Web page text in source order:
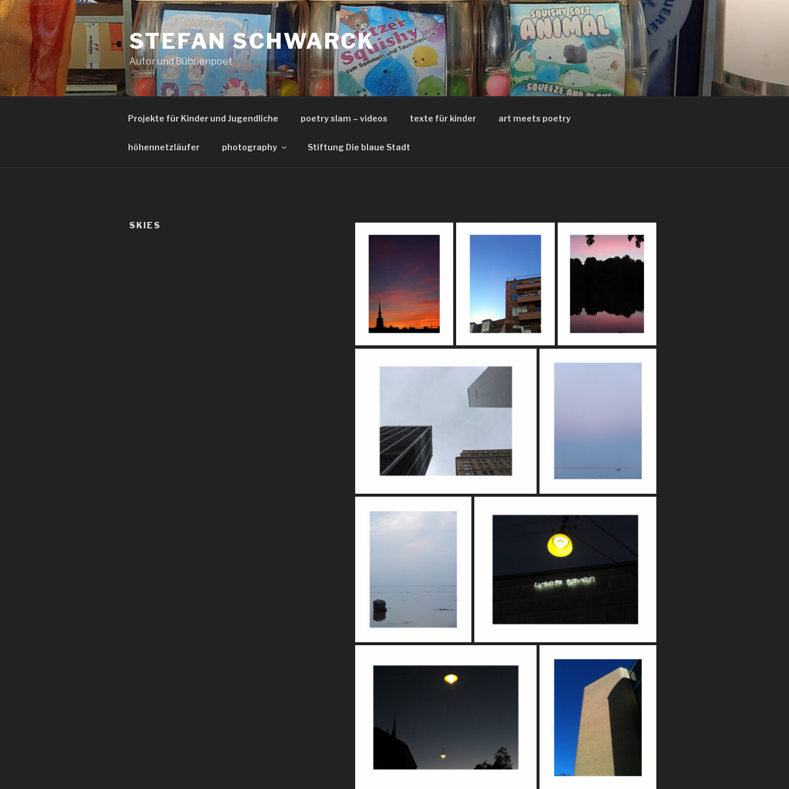
Zum
Inhalt
springen
STEFAN SCHWARCK
Autor und Bühnenpoet
Projekte für Kinder und Jugendliche poetry slam – videos texte für kinder art meets poetry
höhennetzläufer photography Stiftung Die blaue Stadt
SKIES